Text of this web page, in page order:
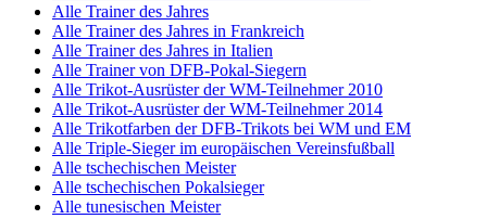
Alle Trainer des Jahres
Alle Trainer des Jahres in Frankreich
Alle Trainer des Jahres in Italien
Alle Trainer von DFB-Pokal-Siegern
Alle Trikot-Ausrüster der WM-Teilnehmer 2010
Alle Trikot-Ausrüster der WM-Teilnehmer 2014
Alle Trikotfarben der DFB-Trikots bei WM und EM
Alle Triple-Sieger im europäischen Vereinsfußball
Alle tschechischen Meister
Alle tschechischen Pokalsieger
Alle tunesischen Meister